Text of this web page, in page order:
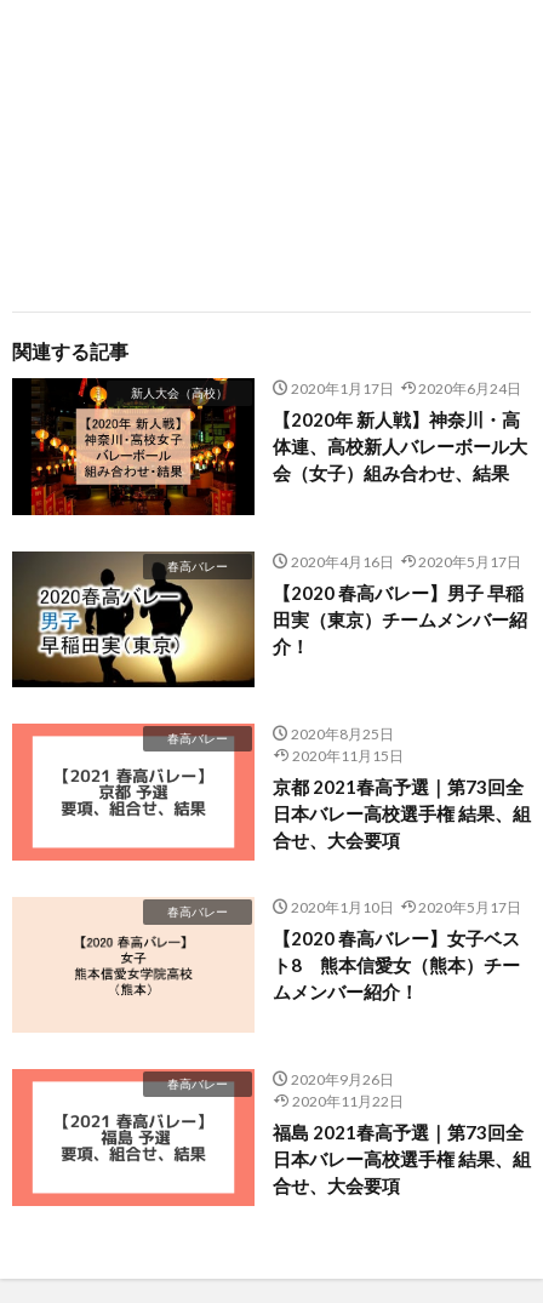
関連する記事
新人大会（高校） 2020年1月17日 2020年6月24日
【2020年 新人戦】神奈川・高
体連、高校新人バレーボール大
会（女子）組み合わせ、結果
春高バレー 2020年4月16日 2020年5月17日
【2020 春高バレー】男子 早稲
田実（東京）チームメンバー紹
介！
春高バレー
2020年8月25日
2020年11月15日
京都 2021春高予選｜第73回全
日本バレー高校選手権 結果、組
合せ、大会要項
春高バレー 2020年1月10日 2020年5月17日
【2020 春高バレー】女子ベス
ト8 熊本信愛女（熊本）チー
ムメンバー紹介！
春高バレー
2020年9月26日
2020年11月22日
福島 2021春高予選｜第73回全
日本バレー高校選手権 結果、組
合せ、大会要項